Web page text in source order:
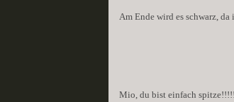
Am Ende wird es schwarz,
Mio, du bist einfach